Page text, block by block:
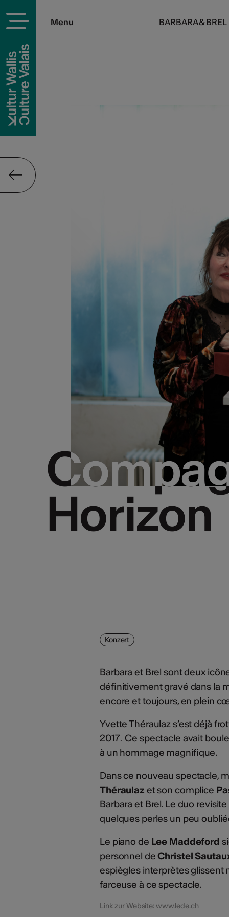
Menu BARBARA & BREL
Horizon
Horizon
Konzert
Barbara et Brel sont deux
définitivement gravé dans la
encore et toujours, en plein
Yvette Théraulaz s’est déjà
2017.Ce spectacle avait
à un hommage magnifique.
Dans ce nouveau spectacle,
Théraulaz et son complice
Barbara et Brel. Le duo
quelques perles un peu
Le piano de Lee Maddeford
personnel deChristel
espiègles interprètes glissent
farceuse à ce spectacle.
Link zur Website: www.lede.ch